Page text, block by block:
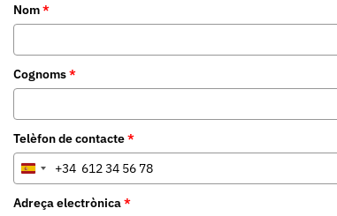
Nom*
Cognoms*
Telèfon de contacte*
Spain+34
Adreça electrònica*